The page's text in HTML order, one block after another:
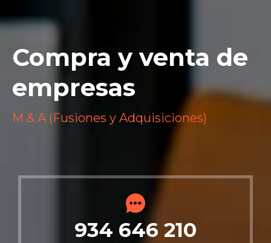
Compra y venta de
empresas
M & A (Fusiones y Adquisiciones)
934 646 210